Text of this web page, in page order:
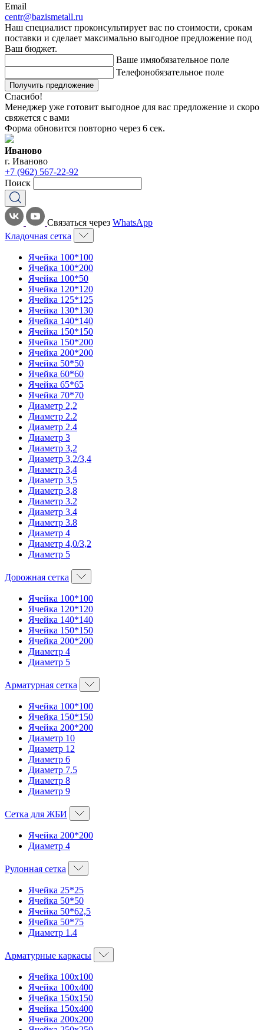
Email
centr@bazismetall.ru
Наш специалист проконсультирует вас по стоимости, срокам
поставки и сделает максимально выгодное предложение под
Ваш бюджет.
Ваше имяобязательное поле
Телефонобязательное поле
Получить предложение
Спасибо!
Менеджер уже готовит выгодное для вас предложение и скоро
свяжется с вами
Форма обновится повторно через 6 сек.
Иваново
г. Иваново
+7 (962) 567-22-92
Поиск
Связаться через WhatsApp
Кладочная сетка
Ячейка 100*100
Ячейка 100*200
Ячейка 100*50
Ячейка 120*120
Ячейка 125*125
Ячейка 130*130
Ячейка 140*140
Ячейка 150*150
Ячейка 150*200
Ячейка 200*200
Ячейка 50*50
Ячейка 60*60
Ячейка 65*65
Ячейка 70*70
Диаметр 2,2
Диаметр 2.2
Диаметр 2.4
Диаметр 3
Диаметр 3,2
Диаметр 3,2/3,4
Диаметр 3,4
Диаметр 3,5
Диаметр 3,8
Диаметр 3.2
Диаметр 3.4
Диаметр 3.8
Диаметр 4
Диаметр 4,0/3,2
Диаметр 5
Дорожная сетка
Ячейка 100*100
Ячейка 120*120
Ячейка 140*140
Ячейка 150*150
Ячейка 200*200
Диаметр 4
Диаметр 5
Арматурная сетка
Ячейка 100*100
Ячейка 150*150
Ячейка 200*200
Диаметр 10
Диаметр 12
Диаметр 6
Диаметр 7.5
Диаметр 8
Диаметр 9
Сетка для ЖБИ
Ячейка 200*200
Диаметр 4
Рулонная сетка
Ячейка 25*25
Ячейка 50*50
Ячейка 50*62,5
Ячейка 50*75
Диаметр 1.4
Арматурные каркасы
Ячейка 100х100
Ячейка 100х400
Ячейка 150х150
Ячейка 150х400
Ячейка 200х200